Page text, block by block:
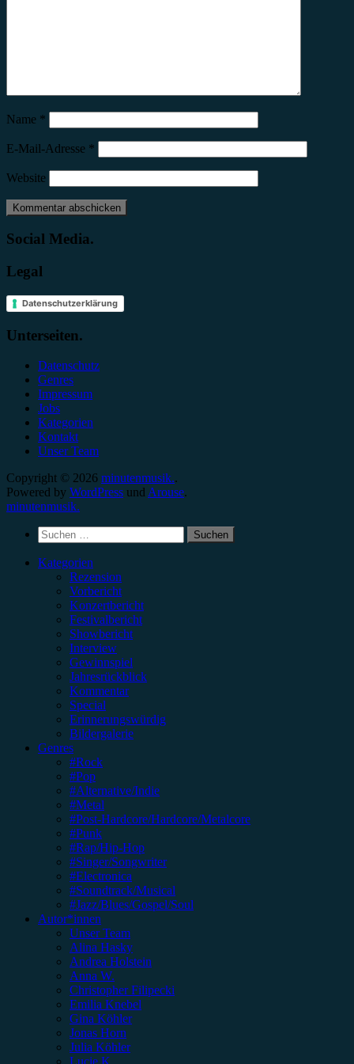
Name *
E-Mail-Adresse *
Website
Social Media.
Legal
Datenschutzerklärung
Unterseiten.
Datenschutz
Genres
Impressum
Jobs
Kategorien
Kontakt
Unser Team
Copyright © 2026 minutenmusik..
Powered by WordPress und Arouse.
minutenmusik.
Suchen
nach:
Kategorien
Rezension
Vorbericht
Konzertbericht
Festivalbericht
Showbericht
Interview
Gewinnspiel
Jahresrückblick
Kommentar
Special
Erinnerungswürdig
Bildergalerie
Genres
#Rock
#Pop
#Alternative/Indie
#Metal
#Post-Hardcore/Hardcore/Metalcore
#Punk
#Rap/Hip-Hop
#Singer/Songwriter
#Electronica
#Soundtrack/Musical
#Jazz/Blues/Gospel/Soul
Autor*innen
Unser Team
Alina Hasky
Andrea Holstein
Anna W.
Christopher Filipecki
Emilia Knebel
Gina Köhler
Jonas Horn
Julia Köhler